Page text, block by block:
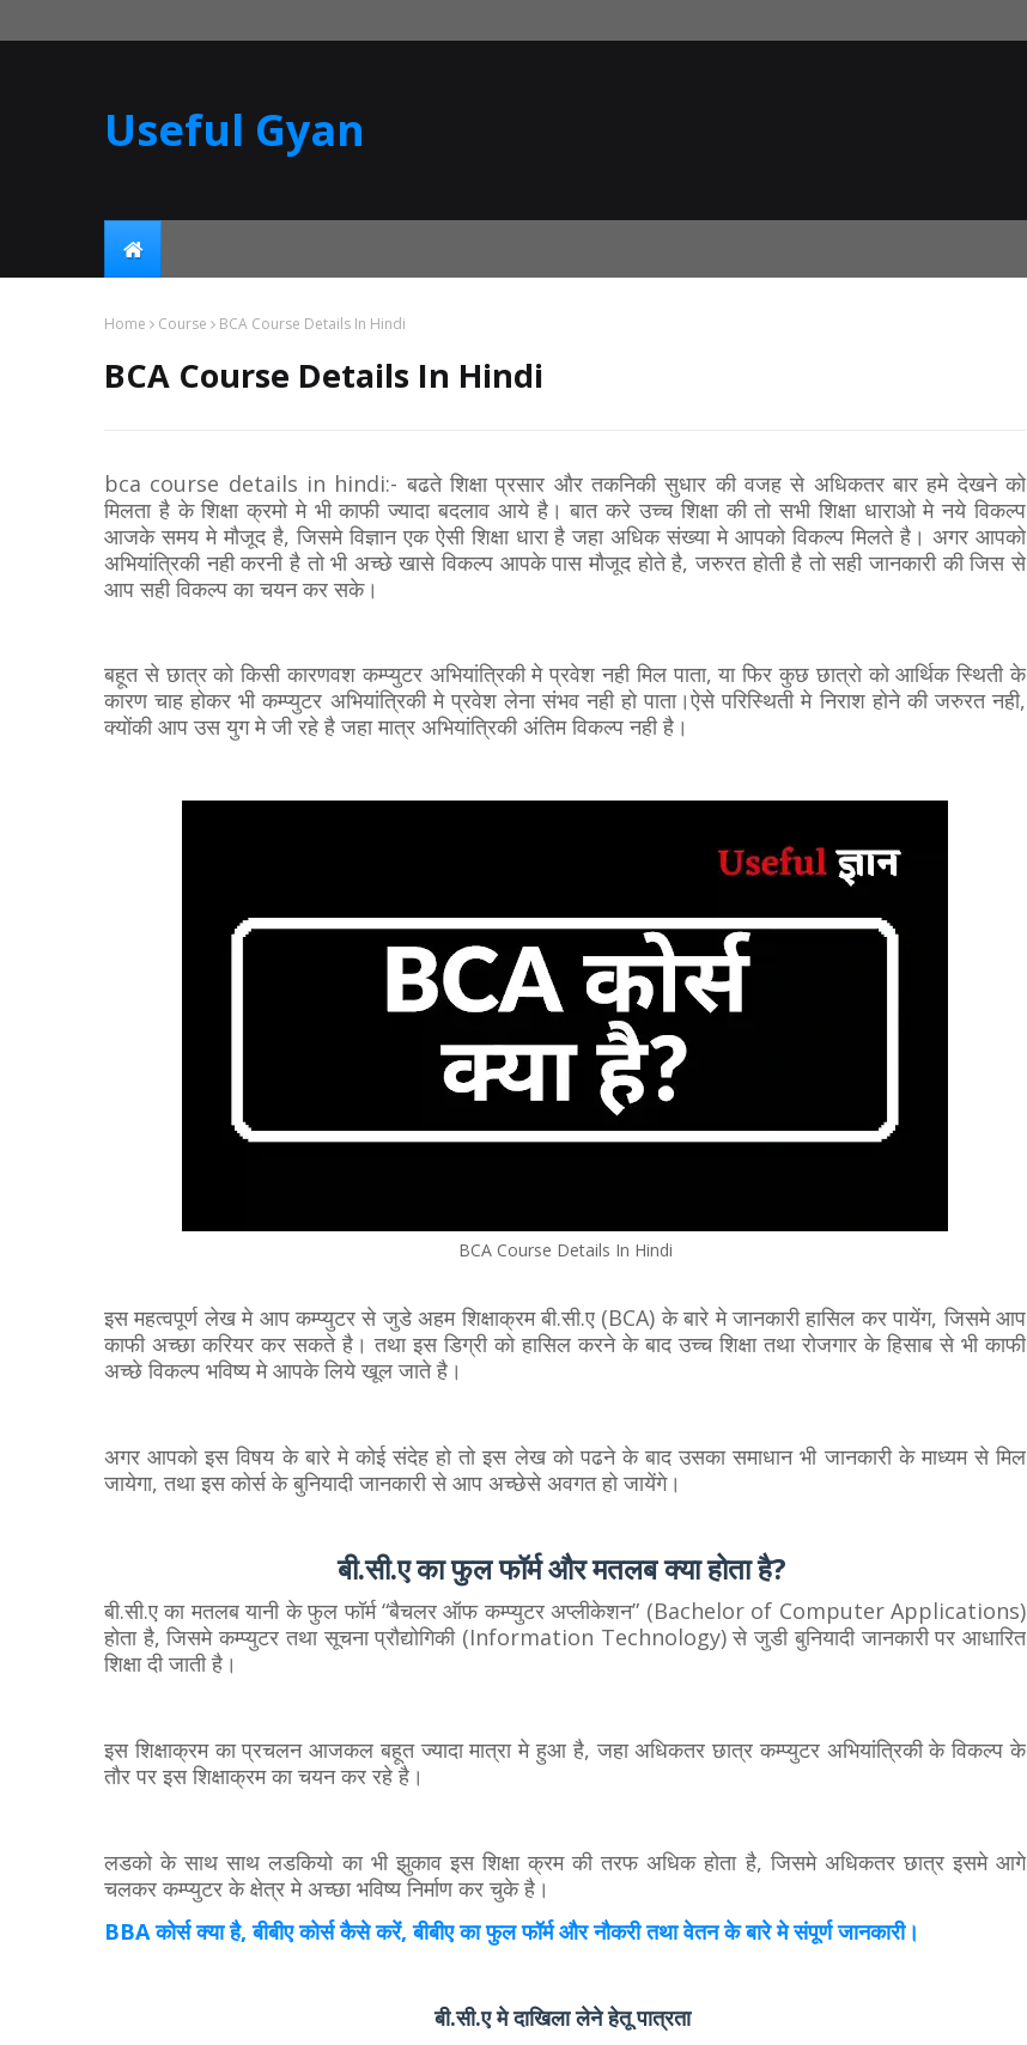
Useful Gyan
Home Course BCA Course Details In Hindi
BCA Course Details In Hindi
bca course details in hindi:- बढते शिक्षा प्रसार और तकनिकी सुधार की वजह से अधिकतर बार हमे देखने को
मिलता है के शिक्षा क्रमो मे भी काफी ज्यादा बदलाव आये है। बात करे उच्च शिक्षा की तो सभी शिक्षा धाराओ मे नये विकल्प
आजके समय मे मौजूद है, जिसमे विज्ञान एक ऐसी शिक्षा धारा है जहा अधिक संख्या मे आपको विकल्प मिलते है। अगर आपको
अभियांत्रिकी नही करनी है तो भी अच्छे खासे विकल्प आपके पास मौजूद होते है, जरुरत होती है तो सही जानकारी की जिस से
आप सही विकल्प का चयन कर सके।
बहूत से छात्र को किसी कारणवश कम्प्युटर अभियांत्रिकी मे प्रवेश नही मिल पाता, या फिर कुछ छात्रो को आर्थिक स्थिती के
कारण चाह होकर भी कम्प्युटर अभियांत्रिकी मे प्रवेश लेना संभव नही हो पाता।ऐसे परिस्थिती मे निराश होने की जरुरत नही,
क्योंकी आप उस युग मे जी रहे है जहा मात्र अभियांत्रिकी अंतिम विकल्प नही है।
BCA Course Details In Hindi
इस महत्वपूर्ण लेख मे आप कम्प्युटर से जुडे अहम शिक्षाक्रम बी.सी.ए (BCA) के बारे मे जानकारी हासिल कर पायेंग, जिसमे आप
काफी अच्छा करियर कर सकते है। तथा इस डिग्री को हासिल करने के बाद उच्च शिक्षा तथा रोजगार के हिसाब से भी काफी
अच्छे विकल्प भविष्य मे आपके लिये खूल जाते है।
अगर आपको इस विषय के बारे मे कोई संदेह हो तो इस लेख को पढने के बाद उसका समाधान भी जानकारी के माध्यम से मिल
जायेगा, तथा इस कोर्स के बुनियादी जानकारी से आप अच्छेसे अवगत हो जायेंगे।
बी.सी.ए का फुल फॉर्म और मतलब क्या होता है?
बी.सी.ए का मतलब यानी के फुल फॉर्म “बैचलर ऑफ कम्प्युटर अप्लीकेशन” (Bachelor of Computer Applications)
होता है, जिसमे कम्प्युटर तथा सूचना प्रौद्योगिकी (Information Technology) से जुडी बुनियादी जानकारी पर आधारित
शिक्षा दी जाती है।
इस शिक्षाक्रम का प्रचलन आजकल बहूत ज्यादा मात्रा मे हुआ है, जहा अधिकतर छात्र कम्प्युटर अभियांत्रिकी के विकल्प के
तौर पर इस शिक्षाक्रम का चयन कर रहे है।
लडको के साथ साथ लडकियो का भी झुकाव इस शिक्षा क्रम की तरफ अधिक होता है, जिसमे अधिकतर छात्र इसमे आगे
चलकर कम्प्युटर के क्षेत्र मे अच्छा भविष्य निर्माण कर चुके है।
BBA कोर्स क्या है, बीबीए कोर्स कैसे करें, बीबीए का फुल फॉर्म और नौकरी तथा वेतन के बारे मे संपूर्ण जानकारी।
बी.सी.ए मे दाखिला लेने हेतू पात्रता